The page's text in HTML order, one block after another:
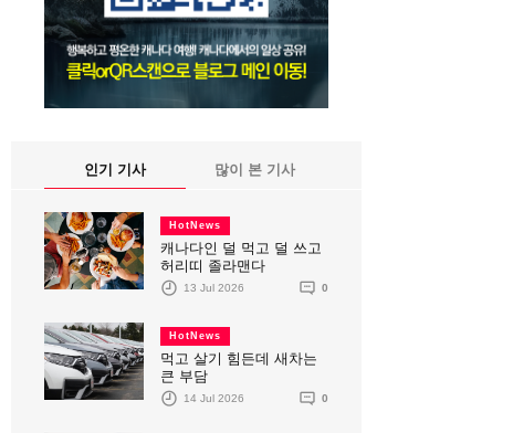
인기 기사 많이 본 기사
HotNews
캐나다인 덜 먹고 덜 쓰고
허리띠 졸라맨다
13 Jul 2026 0
HotNews
먹고 살기 힘든데 새차는
큰 부담
14 Jul 2026 0